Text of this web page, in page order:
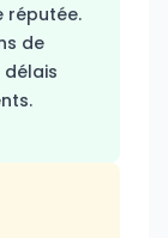
réputée.
de
délais